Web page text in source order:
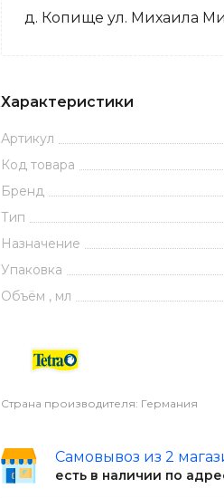
д. Копище ул. Михаила
Характеристики
Артикул
Код товара
Бренд
Тип
Назначение
Упаковка
Объём , мл
Страна производителя: Германия
Самовывоз из 2
есть в наличии по